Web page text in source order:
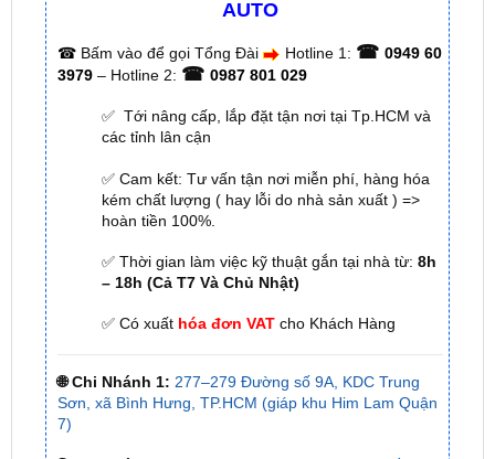
0987 801 029
✅ Tới nâng cấp, lắp đặt tận nơi tại Tp.HCM và
các tỉnh lân cận
✅ Cam kết: Tư vấn tận nơi miễn phí, hàng hóa
kém chất lượng ( hay lỗi do nhà sản xuất ) =>
✅ Thời gian làm việc kỹ thuật gắn tại nhà từ:8h
– 18h (Cả T7 Và Chủ Nhật)
✅ Có xuấthóa đơn VATcho Khách Hàng
🌐 Chi Nhánh 1: 277–279 Đường số 9A, KDC Trung
🌐 Chi Nhánh 2: 93 Trương Định, Phường Thủ Dầu
Một, Tp.HCM (Bình Dương cũ)